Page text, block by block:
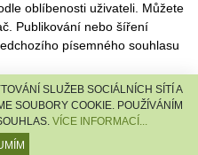
oblíbenosti uživateli. Můžete
Publikování nebo šíření
písemného souhlasu
MEDIA, a.s.|Člen skupiny
SLUŽEB SOCIÁLNÍCH SÍTÍ A
SOUBORY COOKIE. POUŽÍVÁNÍM
VÍCE INFORMACÍ...